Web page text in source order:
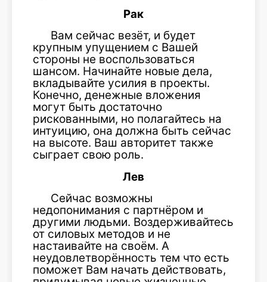
Рак
Вам сейчас везёт, и будет
крупным упущением с Вашей
стороны не воспользоваться
шансом. Начинайте новые дела,
вкладывайте усилия в проекты.
Конечно, денежные вложения
могут быть достаточно
рискованными, но полагайтесь на
интуицию, она должна быть сейчас
на высоте. Ваш авторитет также
сыграет свою роль.
Лев
Сейчас возможны
недопонимания с партнёром и
другими людьми. Воздерживайтесь
от силовых методов и не
настаивайте на своём. А
неудовлетворённость тем что есть
поможет Вам начать действовать,